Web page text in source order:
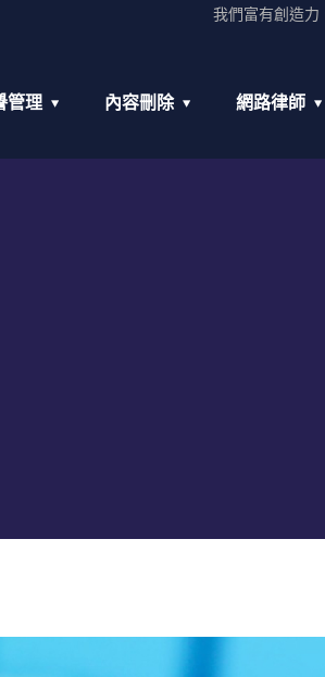
我們富有創造力
管理 內容刪除 網路律師